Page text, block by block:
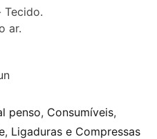
Tecido.
ar.
penso, Consumíveis,
, Ligaduras e Compressas